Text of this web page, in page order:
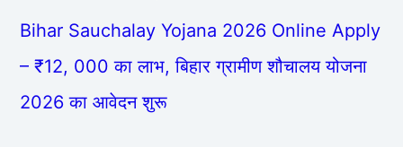
Bihar Sauchalay Yojana 2026 Online Apply
– ₹12, 000 का लाभ, बिहार ग्रामीण शौचालय योजना
2026 का आवेदन शुरू